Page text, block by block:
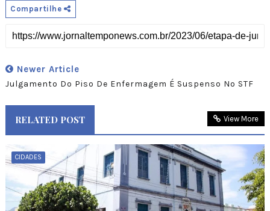
Compartilhe
Newer Article
Julgamento Do Piso De Enfermagem É Suspenso No STF
RELATED POST View More
CIDADES